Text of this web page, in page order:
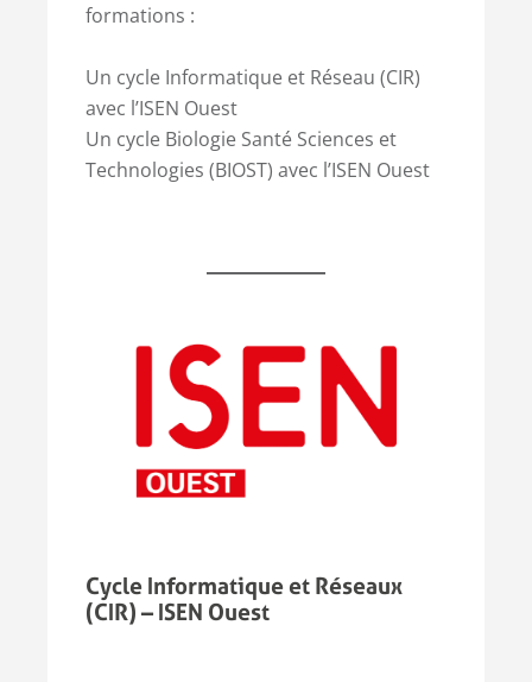
formations :
Un cycle Informatique et Réseau (CIR)
avec l’ISEN Ouest
Un cycle Biologie Santé Sciences et
Technologies (BIOST) avec l’ISEN Ouest
Cycle Informatique et Réseaux
(CIR) – ISEN Ouest